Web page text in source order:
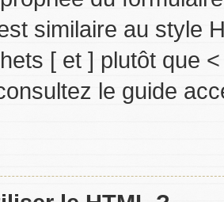
similaire au style
[ et ] plutôt que
le guide